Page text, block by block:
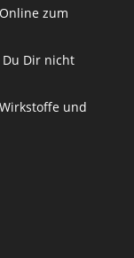
zum
Du Dir nicht
und